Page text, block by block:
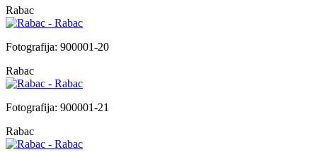
Rabac
Fotografija: 900001-20
Rabac
Fotografija: 900001-21
Rabac